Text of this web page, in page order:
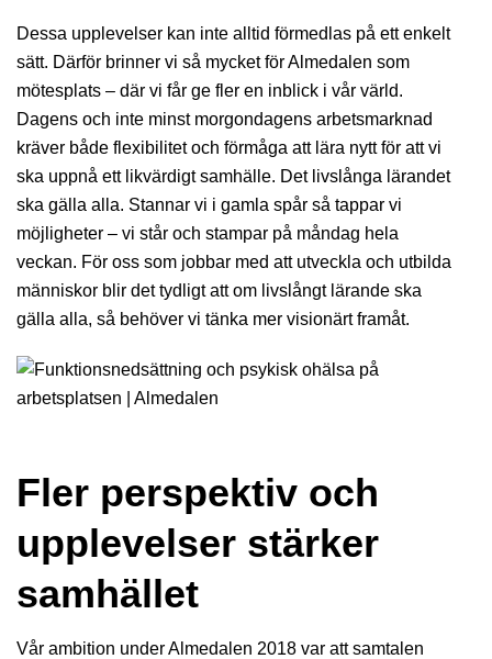
Dessa upplevelser kan inte alltid förmedlas på ett enkelt
sätt. Därför brinner vi så mycket för Almedalen som
mötesplats – där vi får ge fler en inblick i vår värld.
Dagens och inte minst morgondagens arbetsmarknad
kräver både flexibilitet och förmåga att lära nytt för att vi
ska uppnå ett likvärdigt samhälle. Det livslånga lärandet
ska gälla alla. Stannar vi i gamla spår så tappar vi
möjligheter – vi står och stampar på måndag hela
veckan. För oss som jobbar med att utveckla och utbilda
människor blir det tydligt att om livslångt lärande ska
gälla alla, så behöver vi tänka mer visionärt framåt.
Fler perspektiv och
upplevelser stärker
samhället
Vår ambition under Almedalen 2018 var att samtalen